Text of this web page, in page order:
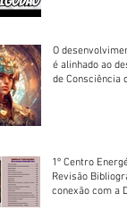
O
é alinhado ao
de Consciência
1º Centro
Revisão
conexão com a